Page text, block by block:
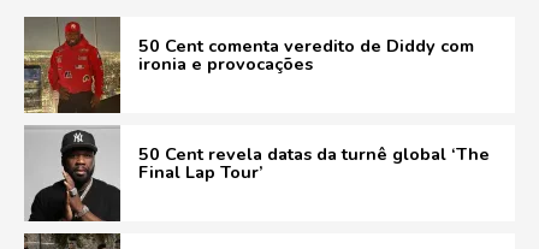
50 Cent comenta veredito de Diddy com
ironia e provocações
50 Cent revela datas da turnê global ‘The
Final Lap Tour’